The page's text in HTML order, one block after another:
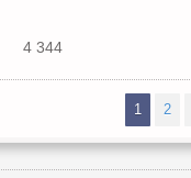
4 344
1 2